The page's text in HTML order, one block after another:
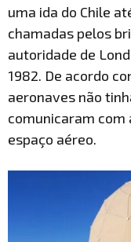
uma ida do Chile
chamadas pelos
autoridade de
1982. De acordo
aeronaves não
comunicaram com
espaço aéreo.